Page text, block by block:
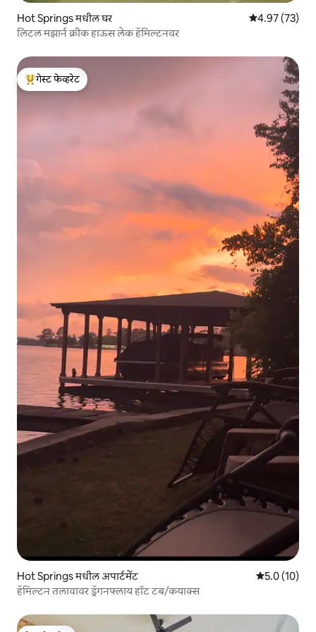
Hot Springs मधील घर 5 पैकी 4.97
4.97 (73)
लिटल मझार्न क्रीक हाऊस लेक हॅमिल्टनवर
टॉप गेस्ट फेव्हरेट
गेस्ट फेव्हरेट
Hot Springs मधील अपार्टमेंट 5 पैकी 5.0
5.0 (10)
हॅमिल्टन तलावावर ड्रॅगनफ्लाय हॉट टब/कयाक्स